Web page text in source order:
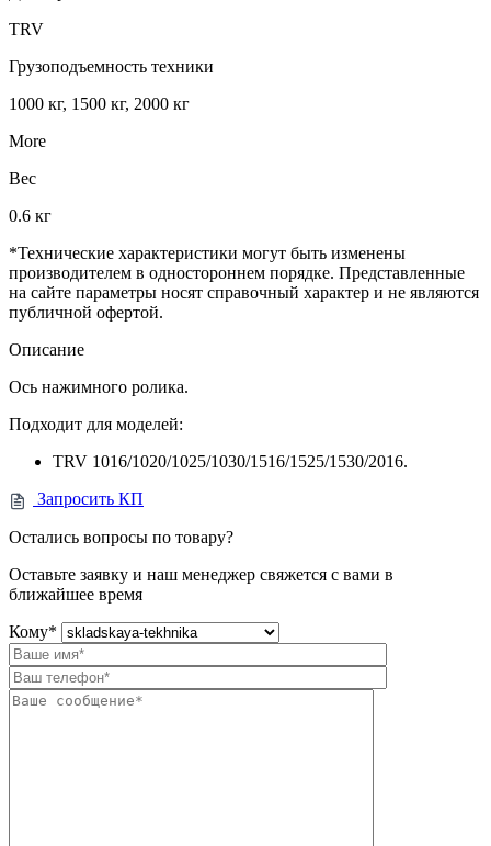
TRV
Грузоподъемность техники
1000 кг, 1500 кг, 2000 кг
More
Вес
0.6 кг
*Технические характеристики могут быть изменены
производителем в одностороннем порядке. Представленные
на сайте параметры носят справочный характер и не являются
публичной офертой.
Описание
Ось нажимного ролика.
Подходит для моделей:
TRV 1016/1020/1025/1030/1516/1525/1530/2016.
Запросить КП
Остались вопросы по товару?
Оставьте заявку и наш менеджер свяжется с вами в
ближайшее время
Кому*